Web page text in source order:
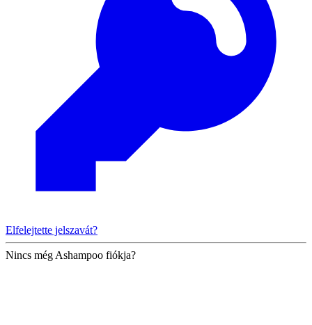
Elfelejtette jelszavát?
Nincs még Ashampoo fiókja?